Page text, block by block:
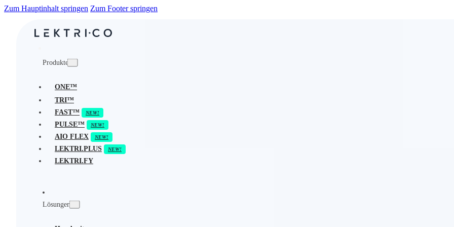
Zum Hauptinhalt springen Zum Footer springen
Produkte
ONE™
TRI™
FAST™
PULSE™
AIO FLEX
LEKTRI.PLUS
LEKTRI.FY
Lösungen